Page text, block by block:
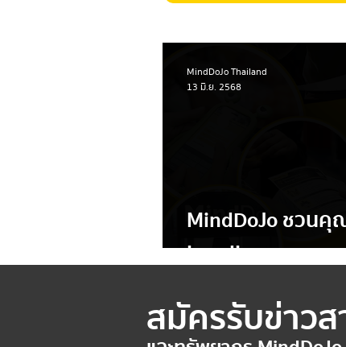
MindDoJo ชวนคุ
Level!
MindDoJo Thailand
13 มิ.ย. 2568
สมัครรับข่าวส